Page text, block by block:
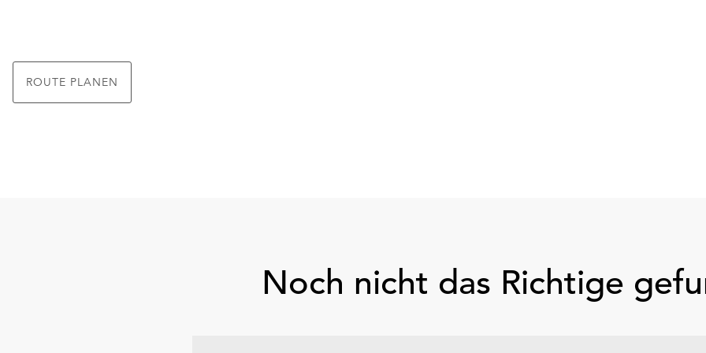
ROUTE PLANEN
Noch nicht das Richtige